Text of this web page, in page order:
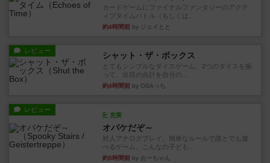
カードゲームにファイナルファンタジーのアクテ
ィブタイムバトル（もしくは...
約4時間前 by ジェイとと
レビュー シャット・ザ・ボックス
とてもシンプルなダイスゲーム。2つのダイスを振
って、出目の合計を自分の...
約4時間前 by OSAっち
レビュー
充実
オバケだぞ～
対人アナログプレイ。簡単なルールで誰とでも遊
べるゲーム。こんなの子ども...
約5時間前 by おーちゃん